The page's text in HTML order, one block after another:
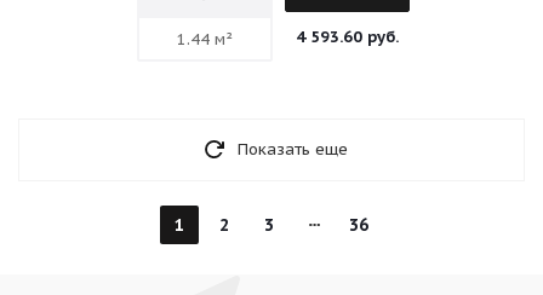
4 593.60 руб.
Показать еще
1 2 3 36